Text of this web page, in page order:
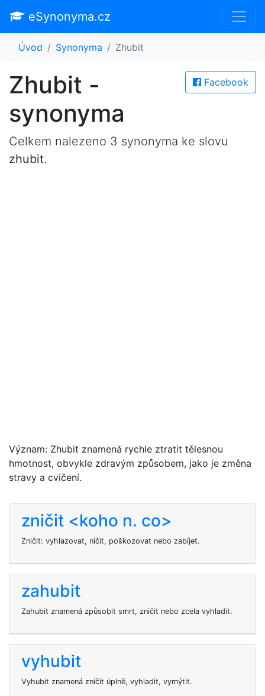
eSynonyma.cz
Úvod Synonyma Zhubit
Facebook
Zhubit -
synonyma
Celkem nalezeno 3 synonyma ke slovu
zhubit.
Význam: Zhubit znamená rychle ztratit tělesnou
hmotnost, obvykle zdravým způsobem, jako je změna
stravy a cvičení.
zničit <koho n. co>
Zničit: vyhlazovat, ničit, poškozovat nebo zabíjet.
zahubit
Zahubit znamená způsobit smrt, zničit nebo zcela vyhladit.
vyhubit
Vyhubit znamená zničit úplně, vyhladit, vymýtit.